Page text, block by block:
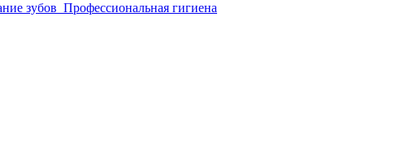
зубов Профессиональная гигиена